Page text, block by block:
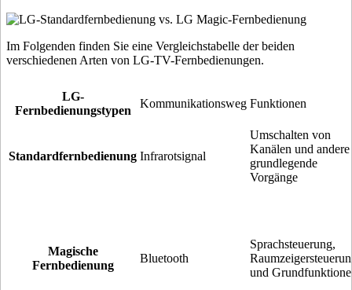
Im Folgenden finden Sie eine Vergleichstabelle der beiden
verschiedenen Arten von LG-TV-Fernbedienungen.
LG-
Fernbedienungstypen
Kommunikationsweg Funktionen
Standardfernbedienung Infrarotsignal
Umschalten von
Kanälen und andere
grundlegende
Vorgänge
Magische
Fernbedienung
Bluetooth
Sprachsteuerung,
und